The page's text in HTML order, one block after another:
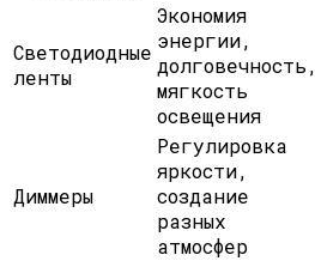
Светодиодные
ленты
Экономия
энергии,
долговечность,
мягкость
освещения
Диммеры
Регулировка
яркости,
создание
разных
атмосфер